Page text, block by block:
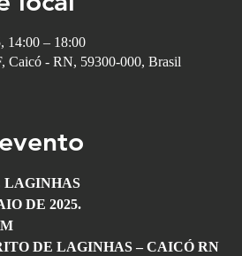
14:00 – 18:00
Caicó - RN, 59300-000, Brasil
LAGINHAS
DE 2025.
DE LAGINHAS – CAICÓ RN